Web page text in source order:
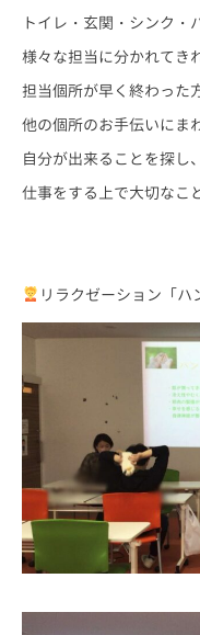
トイレ・玄関・シンク・
様々な担当に分かれてき
担当個所が早く終わった
他の個所のお手伝いにま
自分が出来ることを探し
仕事をする上で大切なこ
リラクゼーション「ハ